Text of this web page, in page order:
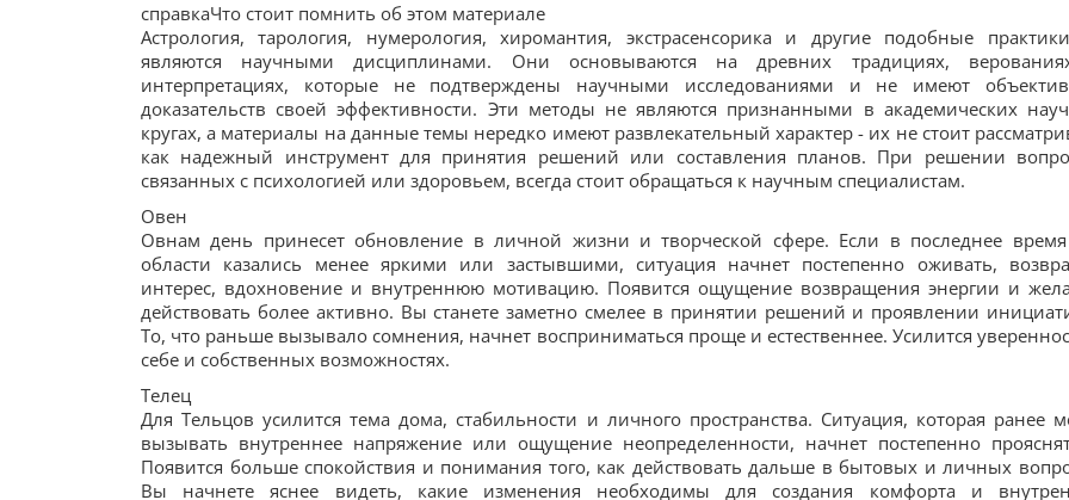
справкаЧто стоит помнить об этом материале
Астрология, тарология, нумерология, хиромантия, экстрасенсорика и другие подобные
являются научными дисциплинами. Они основываются на древних традициях,
интерпретациях, которые не подтверждены научными исследованиями и не имеют
доказательств своей эффективности. Эти методы не являются признанными в академических
кругах, а материалы на данные темы нередко имеют развлекательный характер - их не стоит
как надежный инструмент для принятия решений или составления планов. При решении
связанных с психологией или здоровьем, всегда стоит обращаться к научным специалистам.
Овен
Овнам день принесет обновление в личной жизни и творческой сфере. Если в последнее время
области казались менее яркими или застывшими, ситуация начнет постепенно оживать,
интерес, вдохновение и внутреннюю мотивацию. Появится ощущение возвращения энергии и
действовать более активно. Вы станете заметно смелее в принятии решений и проявлении
То, что раньше вызывало сомнения, начнет восприниматься проще и естественнее. Усилится
себе и собственных возможностях.
Телец
Для Тельцов усилится тема дома, стабильности и личного пространства. Ситуация, которая ранее
вызывать внутреннее напряжение или ощущение неопределенности, начнет постепенно
Появится больше спокойствия и понимания того, как действовать дальше в бытовых и личных
Вы начнете яснее видеть, какие изменения необходимы для создания комфорта и